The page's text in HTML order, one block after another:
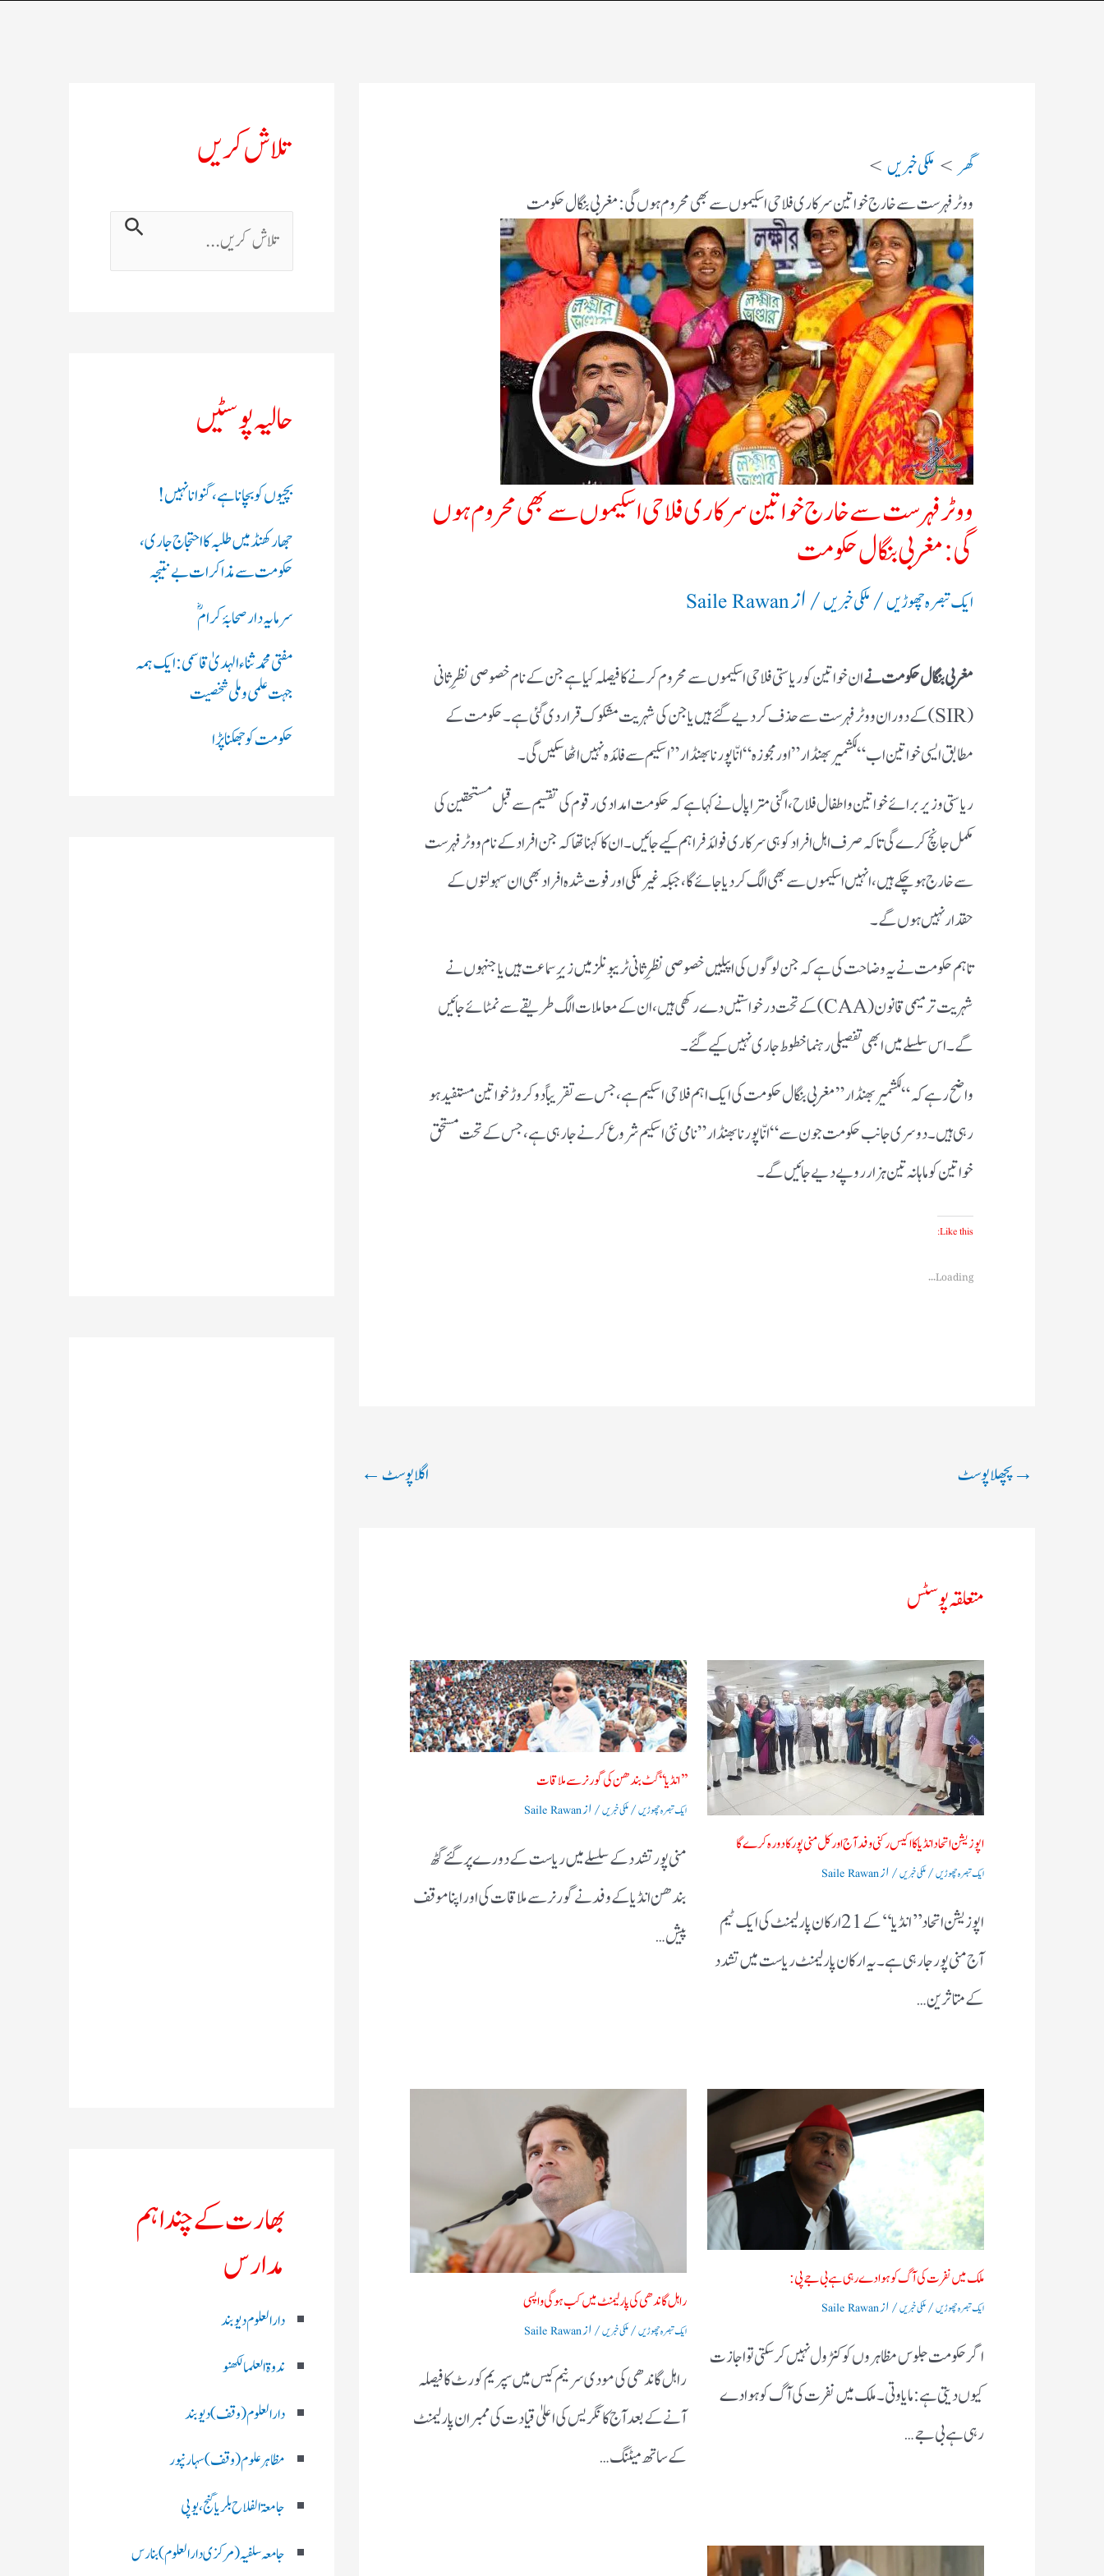
گھر
ملکی خبریں
ووٹر فہرست سے خارج خواتین سرکاری فلاحی اسکیموں سے بھی محروم ہوں گی: مغربی بنگال حکومت
ووٹر فہرست سے خارج خواتین سرکاری فلاحی اسکیموں سے بھی محروم ہوں
گی: مغربی بنگال حکومت
ایک تبصرہ چھوڑیں/ملکی خبریں/ ازSaile Rawan
مغربی بنگال حکومت نےان خواتین کو ریاستی فلاحی اسکیموں سے محروم کرنے کا فیصلہ کیا ہے جن کے نام خصوصی نظرِ ثانی
(SIR) کے دوران ووٹر فہرست سے حذف کر دیے گئے ہیں یا جن کی شہریت مشکوک قرار دی گئی ہے۔ حکومت کے
مطابق ایسی خواتین اب “لکشمیر بھنڈار” اور مجوزہ “انّاپورنا بھنڈار” اسکیم سے فائدہ نہیں اٹھا سکیں گی۔
ریاستی وزیر برائے خواتین و اطفال فلاح، اگنی مترا پال نے کہا ہے کہ حکومت امدادی رقوم کی تقسیم سے قبل مستحقین کی
مکمل جانچ کرے گی تاکہ صرف اہل افراد کو ہی سرکاری فوائد فراہم کیے جائیں۔ ان کا کہنا تھا کہ جن افراد کے نام ووٹر فہرست
سے خارج ہو چکے ہیں، انہیں اسکیموں سے بھی الگ کر دیا جائے گا، جبکہ غیر ملکی اور فوت شدہ افراد بھی ان سہولتوں کے
حقدار نہیں ہوں گے۔
تاہم حکومت نے یہ وضاحت کی ہے کہ جن لوگوں کی اپیلیں خصوصی نظرِ ثانی ٹریبونلز میں زیرِ سماعت ہیں یا جنہوں نے
شہریت ترمیمی قانون (CAA) کے تحت درخواستیں دے رکھی ہیں، ان کے معاملات الگ طریقے سے نمٹائے جائیں
گے۔ اس سلسلے میں ابھی تفصیلی رہنما خطوط جاری نہیں کیے گئے۔
واضح رہے کہ “لکشمیر بھنڈار” مغربی بنگال حکومت کی ایک اہم فلاحی اسکیم ہے، جس سے تقریباً دو کروڑ خواتین مستفید ہو
رہی ہیں۔ دوسری جانب حکومت جون سے “انّاپورنا بھنڈار” نامی نئی اسکیم شروع کرنے جا رہی ہے، جس کے تحت مستحق
خواتین کو ماہانہ تین ہزار روپے دیے جائیں گے۔
Like this:
Loading...
→پچھلا پوسٹ اگلا پوسٹ←
متعلقہ پوسٹس
اپوزیشن اتحاد انڈیا کا اکیس رکنی وفد آج اور کل منی پور کا دورہ کرے گا
ایک تبصرہ چھوڑیں/ملکی خبریں/ ازSaile Rawan
اپوزیشن اتحاد ’’ انڈیا‘‘ کے 21 ارکان پارلیمنٹ کی ایک ٹیم
آج منی پور جا رہی ہے۔ یہ ارکان پارلیمنٹ ریاست میں تشدد
کے متاثرین…
’’ انڈیا‘‘ گٹ بندھن کی گورنر سے ملاقات
ایک تبصرہ چھوڑیں/ملکی خبریں/ ازSaile Rawan
منی پور تشدد کے سلسلے میں ریاست کے دورے پر گئے گٹھ
بندھن انڈیا کے وفد نے گورنر سے ملاقات کی اور اپنا موقف
پیش…
ملک میں نفرت کی آگ کو ہوا دے رہی ہے بی جے پی:
ایک تبصرہ چھوڑیں/ملکی خبریں/ ازSaile Rawan
اگر حکومت جلوس مظاہروں کو کنٹرول نہیں کرسکتی تو اجازت
کیوں دیتی ہے:مایاوتی۔ ملک میں نفرت کی آگ کو ہوا دے
رہی ہے بی جے…
راہل گاندھی کی پارلیمنٹ میں کب ہوگی واپسی
ایک تبصرہ چھوڑیں/ملکی خبریں/ ازSaile Rawan
راہل گاندھی کی مودی سرنیم کیس میں سپریم کورٹ کا فیصلہ
آنے کے بعد آج کانگریس کی اعلیٰ قیادت کی ممبران پارلیمنٹ
کے ساتھ میٹنگ…
تلاش کریں
ت
ل
ر
ی
ں
:
حالیہ پوسٹیں
بچیوں کو بچانا ہے، گنوانا نہیں!
جھارکھنڈ میں طلبہ کا احتجاج جاری،
حکومت سے مذاکرات بے نتیجہ
سرمایہ دار صحابۂ کرامؓ
مفتی محمد ثناء الہدیٰ قاسمی: ایک ہمہ
جہت علمی و ملی شخصیت
حکومت کو جھکنا پڑا
بھارت کے چند اہم
مدارس
دارالعلوم دیوبند
ندوۃالعلما لکھنو
دارالعلوم (وقف)دیوبند
مظاہرعلوم (وقف)سہارنپور
جامعۃ الفلاح بلریاگنج،یوپی
جامعہ سلفیہ(مرکزی دارالعلوم )بنارس